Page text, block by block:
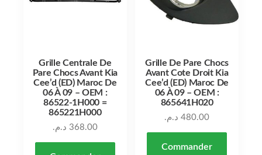
Grille Centrale De
Pare Chocs Avant Kia
Cee’d (ED) Maroc De
06 À 09 – OEM :
86522-1H000 =
865221H000
368.00 د.م.
Grille De Pare Chocs
Avant Cote Droit Kia
Cee’d (ED) Maroc De
06 À 09 – OEM :
865641H020
480.00 د.م.
Commander